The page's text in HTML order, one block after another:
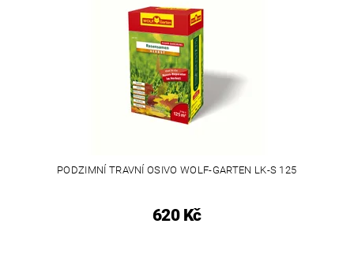
PODZIMNÍ TRAVNÍ OSIVO WOLF-GARTEN LK-S 125
620 Kč